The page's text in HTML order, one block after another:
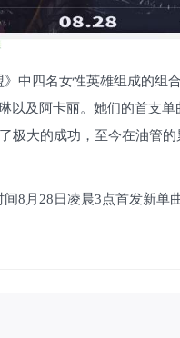
中四名女性英雄组成的组
以及阿卡丽。她们的首支单
了极大的成功，至今在油管
8月28日凌晨3点首发新单